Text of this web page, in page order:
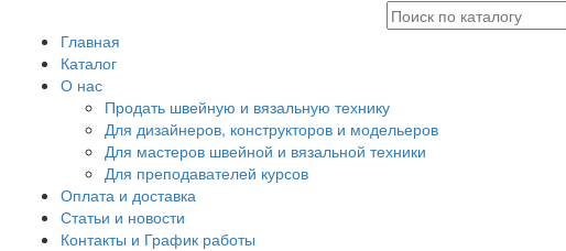
Главная
Каталог
О нас
Продать швейную и вязальную технику
Для дизайнеров, конструкторов и модельеров
Для мастеров швейной и вязальной техники
Для преподавателей курсов
Оплата и доставка
Статьи и новости
Контакты и График работы